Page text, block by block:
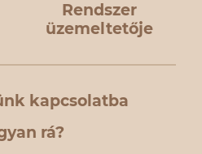
Rendszer
üzemeltetője
kapcsolatba
rá?